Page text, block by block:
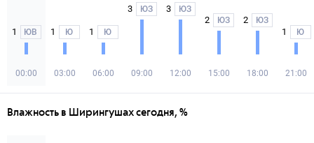
1 ЮВ
00:00
1 Ю
03:00
1 Ю
06:00
3 ЮЗ
09:00
3 ЮЗ
12:00
2 ЮЗ
15:00
2 ЮЗ
18:00
1 Ю
21:00
Влажность в Ширингушах сегодня, %